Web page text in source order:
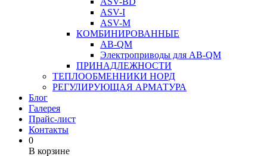
ASV-I
ASV-M
КОМБИНИРОВАННЫЕ
AB-QM
Электроприводы для AB-QM
ПРИНАДЛЕЖНОСТИ
ТЕПЛООБМЕННИКИ НОРД
РЕГУЛИРУЮЩАЯ АРМАТУРА
Блог
Галерея
Прайс-лист
Контакты
0
В корзине